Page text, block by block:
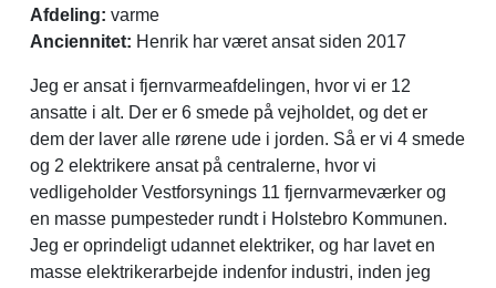
Afdeling: varme
Anciennitet: Henrik har været ansat siden 2017
Jeg er ansat i fjernvarmeafdelingen, hvor vi er 12
ansatte i alt. Der er 6 smede på vejholdet, og det er
dem der laver alle rørene ude i jorden. Så er vi 4 smede
og 2 elektrikere ansat på centralerne, hvor vi
vedligeholder Vestforsynings 11 fjernvarmeværker og
en masse pumpesteder rundt i Holstebro Kommunen.
Jeg er oprindeligt udannet elektriker, og har lavet en
masse elektrikerarbejde indenfor industri, inden jeg